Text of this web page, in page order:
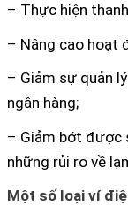
– Thực hiện
– Nâng cao hoạt
– Giảm sự quản
ngân hàng;
– Giảm bớt được
những rủi ro về
Một số loại ví